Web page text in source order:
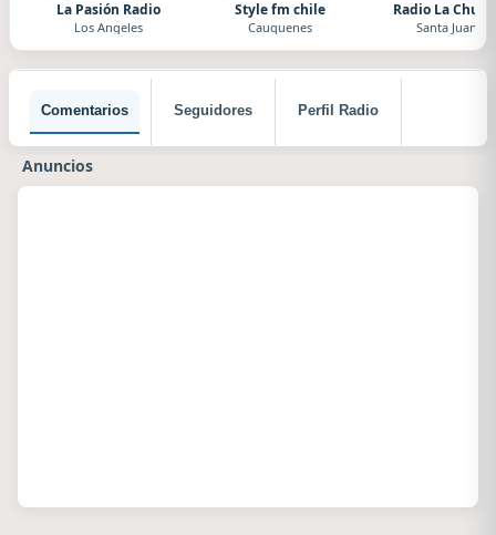
La Pasión Radio
Los Angeles
Style fm chile
Cauquenes
Radio La
Santa Juana
Comentarios Seguidores Perfil Radio
Anuncios